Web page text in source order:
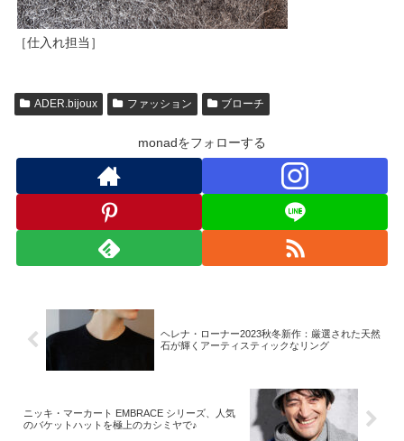
［仕入れ担当］
ADER.bijoux ファッション ブローチ
monadをフォローする
ヘレナ・ローナー2023秋冬新作：厳選された天然
石が輝くアーティスティックなリング
ニッキ・マーカート EMBRACE シリーズ、人気
のバケットハットを極上のカシミヤで♪